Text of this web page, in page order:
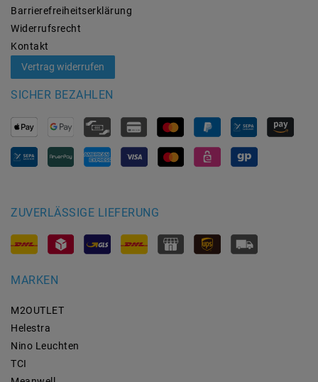
Barrierefreiheitserklärung
Widerrufs­recht
Kontakt
Vertrag widerrufen
SICHER BEZAHLEN
ZUVERLÄSSIGE LIEFERUNG
MARKEN
M2OUTLET
Helestra
Nino Leuchten
TCI